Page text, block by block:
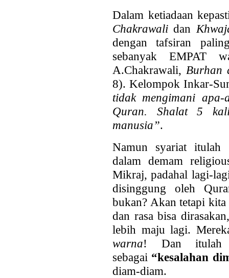
Dalam ketiadaan
Chakrawalidan
dengan tafsiran
sebanyak EMPAT
A.Chakrawali, Burhan
8). Kelompok Inkar-
tidak mengimani
Quran. Shalat 5
manusia”.
Namun syariat itulah
dalam demam
Mikraj, padahal lagi-
disinggung oleh
bukan? Akan tetapi
dan rasa bisa
lebih maju lagi.
warna! Dan itulah
sebagai “kesalahan
diam-diam.